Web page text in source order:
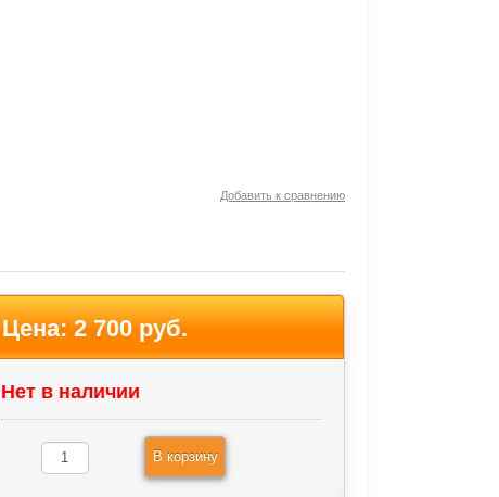
Добавить к сравнению
Цена:2 700 руб.
Нет в наличии
В корзину